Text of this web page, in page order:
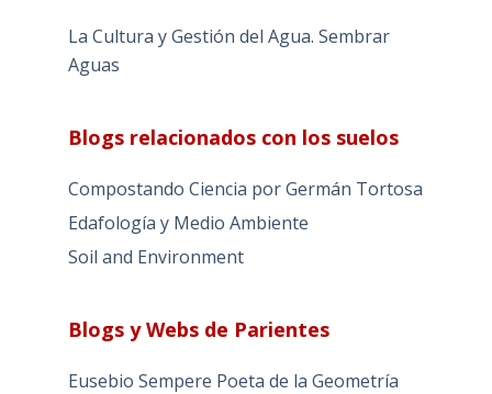
La Cultura y Gestión del Agua. Sembrar
Aguas
Blogs relacionados con los suelos
Compostando Ciencia por Germán Tortosa
Edafología y Medio Ambiente
Soil and Environment
Blogs y Webs de Parientes
Eusebio Sempere Poeta de la Geometría